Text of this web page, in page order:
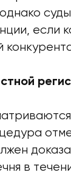
если
в